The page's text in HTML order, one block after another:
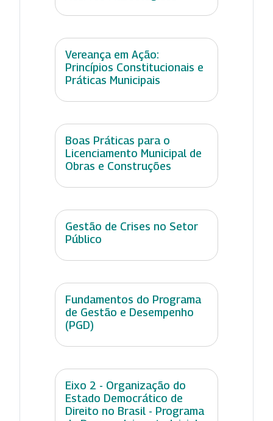
Vereança em Ação:
Princípios Constitucionais e
Práticas Municipais
Boas Práticas para o
Licenciamento Municipal de
Obras e Construções
Gestão de Crises no Setor
Público
Fundamentos do Programa
de Gestão e Desempenho
(PGD)
Eixo 2 - Organização do
Estado Democrático de
Direito no Brasil - Programa